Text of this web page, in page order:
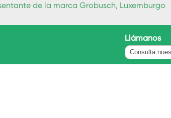
de la marca Grobusch, Luxemburgo
Llámanos